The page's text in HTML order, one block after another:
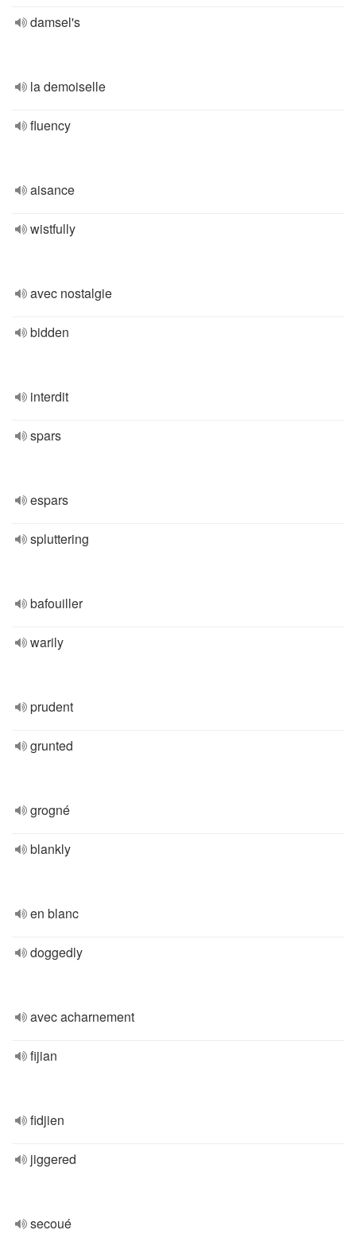
damsel's
la demoiselle
fluency
aisance
wistfully
avec nostalgie
bidden
interdit
spars
espars
spluttering
bafouiller
warily
prudent
grunted
grogné
blankly
en blanc
doggedly
avec acharnement
fijian
fidjien
jiggered
secoué